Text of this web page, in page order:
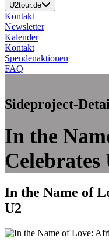
U2tour.de
Kontakt
Newsletter
Kalender
Kontakt
Spendenaktionen
FAQ
Sideproject-
In the
Celebrates
In the Name of
U2